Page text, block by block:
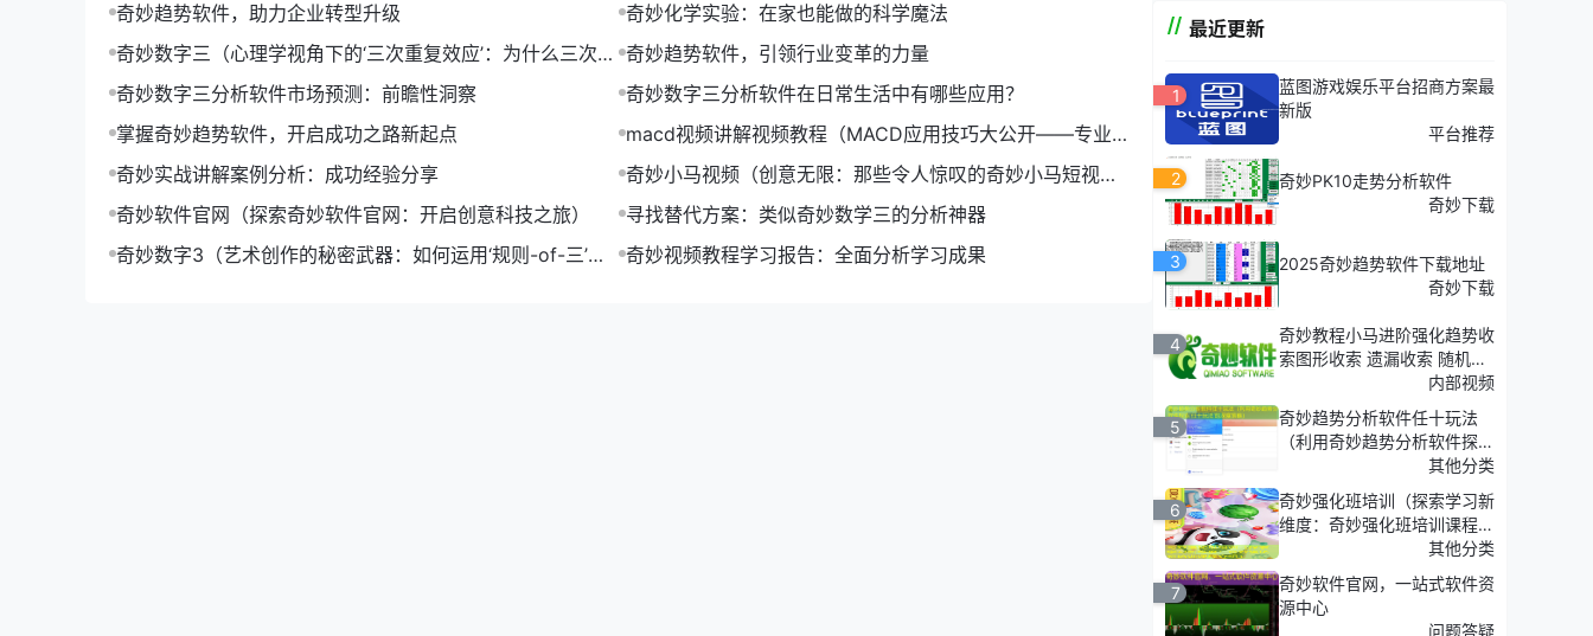
【奇妙趋势软件】不仅能够预测市场整体趋势，还能针对特定行业、特定产品进行精准预测。这使得企业在面对复杂多变
的市场环境时，能够迅速作出反应。
案例分析：助力企业成功转型
企业成功预测了未来市场趋势，调整了产品策略，实现了成功转型。
案例分析一：产品创新
奇妙趋势软件，助力企业转型升级
奇妙化学实验：在家也能做的科学魔法
奇妙数字三（心理学视角下的‘三次重复效应’：为什么三次是
形成记忆的关键）
奇妙趋势软件，引领行业变革的力量
奇妙数字三分析软件市场预测：前瞻性洞察
奇妙数字三分析软件在日常生活中有哪些应用？
掌握奇妙趋势软件，开启成功之路新起点
macd视频讲解视频教程（MACD应用技巧大公开——专业
视频教程）
奇妙实战讲解案例分析：成功经验分享
奇妙小马视频（创意无限：那些令人惊叹的奇妙小马短视频
合集）
奇妙软件官网（探索奇妙软件官网：开启创意科技之旅）
寻找替代方案：类似奇妙数学三的分析神器
奇妙数字3（艺术创作的秘密武器：如何运用‘规则-of-三’提
奇妙视频教程学习报告：全面分析学习成果
最近更新
1
蓝图游戏娱乐平台招商方案最
新版
平台推荐
2
奇妙PK10走势分析软件
奇妙下载
3
2025奇妙趋势软件下载地址
奇妙下载
4
奇妙教程小马进阶强化趋势收
索图形收索 遗漏收索 随机收
内部视频
5
奇妙趋势分析软件任十玩法
（利用奇妙趋势分析软件探
索'任十玩法'的深度策略）
其他分类
6
奇妙强化班培训（探索学习新
维度：奇妙强化班培训课程介
其他分类
7
奇妙软件官网，一站式软件资
源中心
问题答疑